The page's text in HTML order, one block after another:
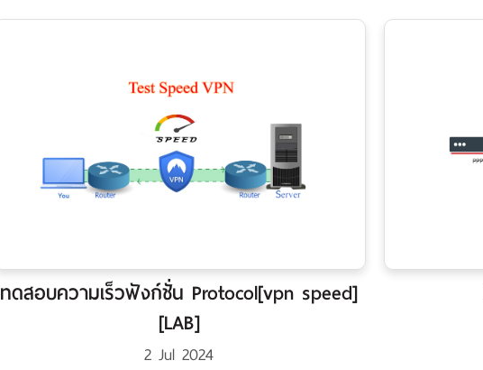
ทดสอบความเร็วฟังก์ชั่น Protocol[vpn speed]
[LAB]
2 Jul 2024